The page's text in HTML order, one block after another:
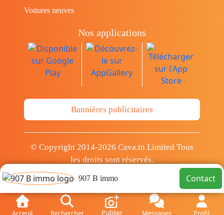
Acceuil Rechercher Publier Messages Profil
907 B immo Contact
Voitures neuves
Nos applications
Bannières publicitaires
© Copyright 2014-2026 Cava.tn Limited Tous
les droits sont réservés.